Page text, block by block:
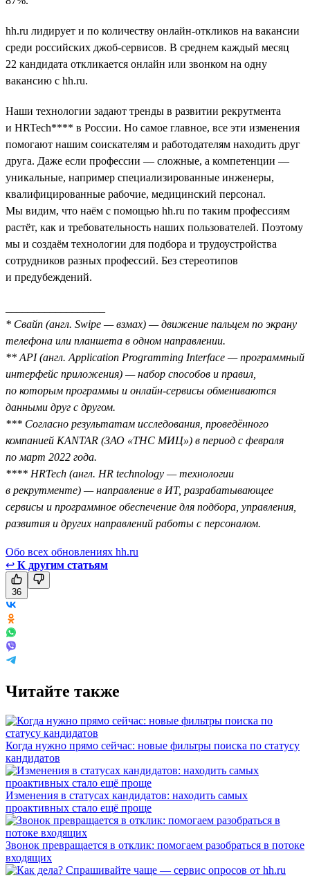
hh.ru лидирует и по количеству онлайн-откликов на вакансии
среди российских джоб-сервисов. В среднем каждый месяц
22 кандидата откликается онлайн или звонком на одну
вакансию с hh.ru.
Наши технологии задают тренды в развитии рекрутмента
и HRTech**** в России. Но самое главное, все эти изменения
помогают нашим соискателям и работодателям находить друг
друга. Даже если профессии — сложные, а компетенции —
уникальные, например специализированные инженеры,
квалифицированные рабочие, медицинский персонал.
Мы видим, что наём с помощью hh.ru по таким профессиям
растёт, как и требовательность наших пользователей. Поэтому
мы и создаём технологии для подбора и трудоустройства
сотрудников разных профессий. Без стереотипов
и предубеждений.
* Свайп (англ. Swipe — взмах) — движение пальцем по экрану
телефона или планшета в одном направлении.
** API (англ. Application Programming Interface — программный
интерфейс приложения) — набор способов и правил,
по которым программы и онлайн-сервисы обмениваются
данными друг с другом.
*** Согласно результатам исследования, проведённого
компанией KANTAR (ЗАО «ТНС МИЦ») в период с февраля
по март 2022 года.
**** HRTech (англ. HR technology — технологии
в рекрутменте) — направление в ИТ, разрабатывающее
сервисы и программное обеспечение для подбора, управления,
развития и других направлений работы с персоналом.
Обо всех обновлениях hh.ru
↩ К другим статьям
36
Читайте также
Когда нужно прямо сейчас: новые фильтры поиска по статусу
кандидатов
Изменения в статусах кандидатов: находить самых
проактивных стало ещё проще
Звонок превращается в отклик: помогаем разобраться в потоке
входящих